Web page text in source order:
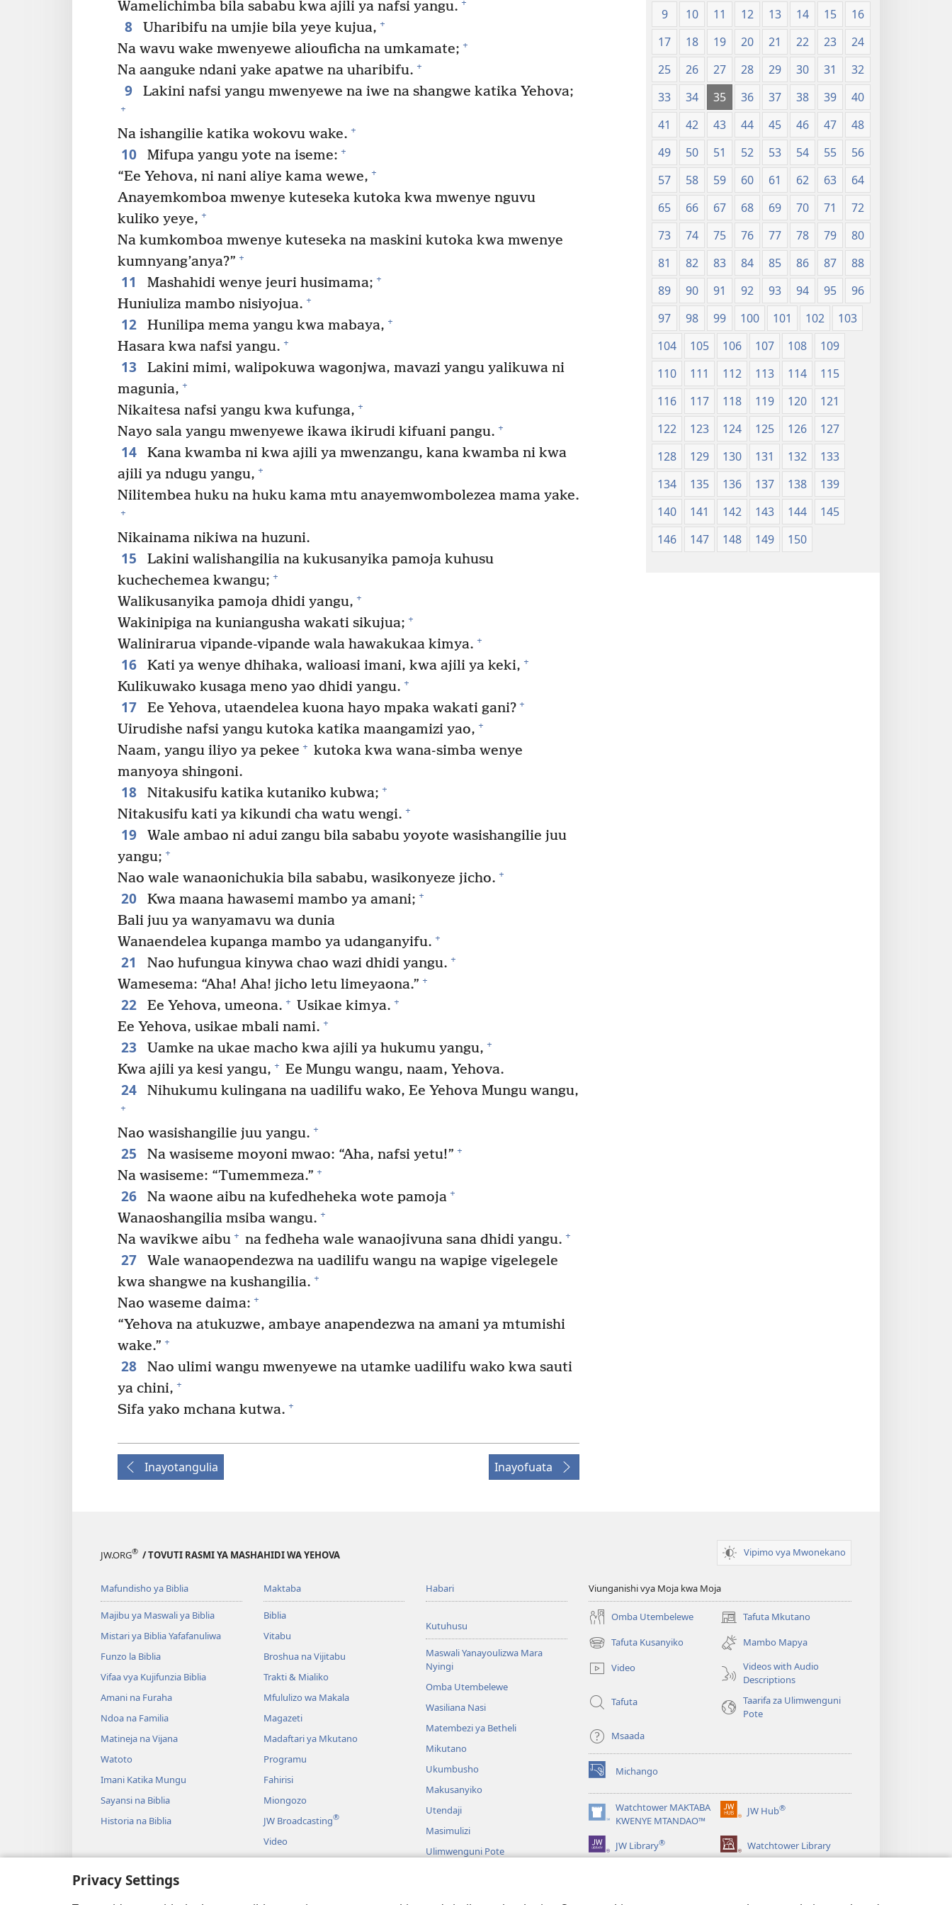
Privacy Settings
Wamelichimba bila sababu kwa ajili ya nafsi yangu.
8 Uharibifu na umjie bila yeye kujua, +
Na wavu wake mwenyewe aliouficha na umkamate; +
Na aanguke ndani yake apatwe na uharibifu. +
9 Lakini nafsi yangu mwenyewe na iwe na shangwe katika Yehova;
+
Na ishangilie katika wokovu wake. +
10 Mifupa yangu yote na iseme: +
“Ee Yehova, ni nani aliye kama wewe, +
Anayemkomboa mwenye kuteseka kutoka kwa mwenye nguvu
kuliko yeye, +
Na kumkomboa mwenye kuteseka na maskini kutoka kwa mwenye
kumnyang’anya?” +
11 Mashahidi wenye jeuri husimama; +
Huniuliza mambo nisiyojua. +
12 Hunilipa mema yangu kwa mabaya, +
Hasara kwa nafsi yangu. +
13
Lakini mimi, walipokuwa wagonjwa, mavazi yangu yalikuwa ni
magunia, +
Nikaitesa nafsi yangu kwa kufunga, +
Nayo sala yangu mwenyewe ikawa ikirudi kifuani pangu. +
14
Kana kwamba ni kwa ajili ya mwenzangu, kana kwamba ni kwa
ajili ya ndugu yangu, +
Nilitembea huku na huku kama mtu anayemwombolezea mama yake.
+
Nikainama nikiwa na huzuni.
15
Lakini walishangilia na kukusanyika pamoja kuhusu
kuchechemea kwangu; +
Walikusanyika pamoja dhidi yangu, +
Wakinipiga na kuniangusha wakati sikujua; +
Walinirarua vipande-vipande wala hawakukaa kimya. +
16 Kati ya wenye dhihaka, walioasi imani, kwa ajili ya keki, +
Kulikuwako kusaga meno yao dhidi yangu. +
17 Ee Yehova, utaendelea kuona hayo mpaka wakati gani? +
Uirudishe nafsi yangu kutoka katika maangamizi yao, +
Naam, yangu iliyo ya pekee + kutoka kwa wana-simba wenye
manyoya shingoni.
18 Nitakusifu katika kutaniko kubwa; +
Nitakusifu kati ya kikundi cha watu wengi. +
19
Wale ambao ni adui zangu bila sababu yoyote wasishangilie juu
yangu; +
Nao wale wanaonichukia bila sababu, wasikonyeze jicho. +
20 Kwa maana hawasemi mambo ya amani; +
Bali juu ya wanyamavu wa dunia
Wanaendelea kupanga mambo ya udanganyifu. +
21 Nao hufungua kinywa chao wazi dhidi yangu. +
Wamesema: “Aha! Aha! jicho letu limeyaona.” +
22 Ee Yehova, umeona. + Usikae kimya. +
Ee Yehova, usikae mbali nami. +
23 Uamke na ukae macho kwa ajili ya hukumu yangu, +
Kwa ajili ya kesi yangu, + Ee Mungu wangu, naam, Yehova.
24 Nihukumu kulingana na uadilifu wako, Ee Yehova Mungu wangu,
+
Nao wasishangilie juu yangu. +
25 Na wasiseme moyoni mwao: “Aha, nafsi yetu!” +
Na wasiseme: “Tumemmeza.” +
26 Na waone aibu na kufedheheka wote pamoja +
Wanaoshangilia msiba wangu. +
Na wavikwe aibu + na fedheha wale wanaojivuna sana dhidi yangu. +
27
Wale wanaopendezwa na uadilifu wangu na wapige vigelegele
kwa shangwe na kushangilia. +
Nao waseme daima: +
“Yehova na atukuzwe, ambaye anapendezwa na amani ya mtumishi
wake.” +
28
Nao ulimi wangu mwenyewe na utamke uadilifu wako kwa sauti
ya chini, +
Sifa yako mchana kutwa. +
Inayotangulia Inayofuata
(Chapa
ya
Jalada
Jepesi)
9
10 11 12 13 14 15
16
17
18 19 20 21 22 23
24
25
26 27 28 29 30 31
32
33
34 35 36 37 38 39
40
41
42 43 44 45 46 47
48
49
50 51 52 53 54 55
56
57
58 59 60 61 62 63
64
65
66 67 68 69 70 71
72
73
74 75 76 77 78 79
80
81
82 83 84 85 86 87
88
89
90 91 92 93 94 95
96
97
98 99 100 101 102
103
104
105 106 107 108
109
110
111 112 113 114
115
116
117 118 119 120
121
122
123 124 125 126
127
128
129 130 131 132
133
134
135 136 137 138
139
140
141 142 143 144
145
146
147 148 149 150
JW.ORG® / TOVUTI RASMI YA MASHAHIDI WA YEHOVA Vipimo vya Mwonekano
Mafundisho ya Biblia
Majibu ya Maswali ya Biblia
Mistari ya Biblia Yafafanuliwa
Funzo la Biblia
Vifaa vya Kujifunzia Biblia
Amani na Furaha
Ndoa na Familia
Matineja na Vijana
Watoto
Imani Katika Mungu
Sayansi na Biblia
Historia na Biblia
Maktaba
Biblia
Vitabu
Broshua na Vijitabu
Trakti & Mialiko
Mfululizo wa Makala
Magazeti
Madaftari ya Mkutano
Programu
Fahirisi
Miongozo
JW Broadcasting®
Video
Muziki
Habari
Kutuhusu
Maswali Yanayoulizwa Mara
Nyingi
Omba Utembelewe
Wasiliana Nasi
Matembezi ya Betheli
Mikutano
Ukumbusho
Makusanyiko
Utendaji
Masimulizi
Ulimwenguni Pote
Viunganishi vya Moja kwa Moja
Omba Utembelewe Tafuta Mkutano
(opens
new
window)
Tafuta Kusanyiko
(opens
new
window)
Mambo Mapya
Video
Videos with Audio
Descriptions
Tafuta
Taarifa za Ulimwenguni
Pote
Msaada
Michango
(opens
new
window)Watchtower MAKTABA
KWENYE MTANDAO™
(opens
new
window)
JW Hub®
(opens
window)
JW Library® Watchtower Library